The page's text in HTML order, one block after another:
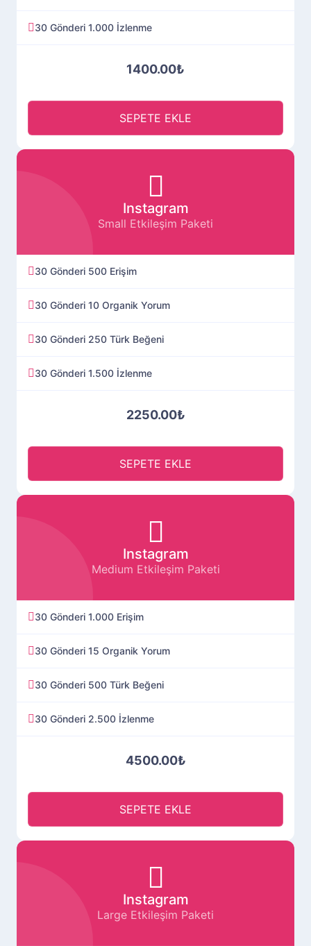
30 Gönderi 1.000 İzlenme
1400.00₺
SEPETE EKLE
Instagram
Small Etkileşim Paketi
30 Gönderi 500 Erişim
30 Gönderi 10 Organik Yorum
30 Gönderi 250 Türk Beğeni
30 Gönderi 1.500 İzlenme
2250.00₺
SEPETE EKLE
Instagram
Medium Etkileşim Paketi
30 Gönderi 1.000 Erişim
30 Gönderi 15 Organik Yorum
30 Gönderi 500 Türk Beğeni
30 Gönderi 2.500 İzlenme
4500.00₺
SEPETE EKLE
Instagram
Large Etkileşim Paketi